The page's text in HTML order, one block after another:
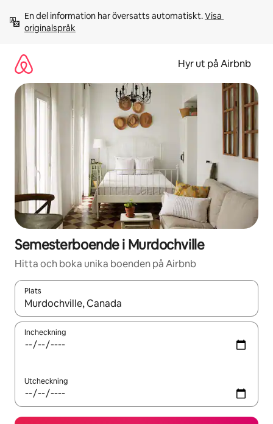
innehåll
En del information har översatts automatiskt. Visa
originalspråk
Hyr ut på Airbnb
Semesterboende i Murdochville
Hitta och boka unika boenden på Airbnb
Plats
När resultaten är tillgängliga kan du navigera med upp- och
Incheckning
Utcheckning